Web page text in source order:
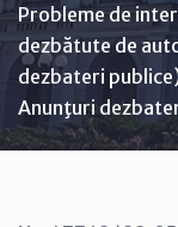
Probleme de
dezbătute de
dezbateri
Anunţuri